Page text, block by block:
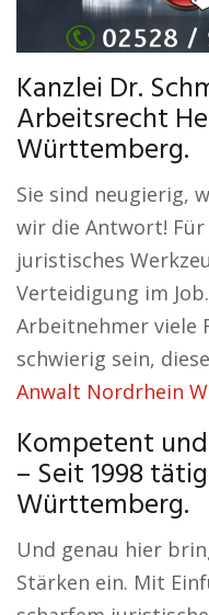
Kanzlei Dr.
Arbeitsrecht
Württemberg.
Sie sind neugierig,
wir die Antwort!
juristisches
Verteidigung im
Arbeitnehmer viele
schwierig sein,
Anwalt Nordrhein
Kompetent
– Seit 1998
Württemberg.
Und genau hier
Stärken ein. Mit